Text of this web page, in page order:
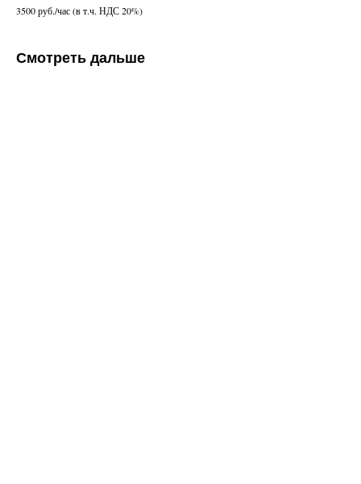
3500 руб./час (в т.ч. НДС 20%)
Смотреть дальше